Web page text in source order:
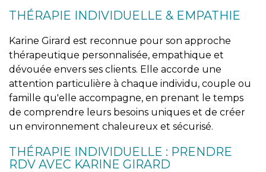
THÉRAPIE INDIVIDUELLE & EMPATHIE
Karine Girard est reconnue pour son approche
thérapeutique personnalisée, empathique et
dévouée envers ses clients. Elle accorde une
attention particulière à chaque individu, couple ou
famille qu'elle accompagne, en prenant le temps
de comprendre leurs besoins uniques et de créer
un environnement chaleureux et sécurisé.
THÉRAPIE INDIVIDUELLE : PRENDRE
RDV AVEC KARINE GIRARD